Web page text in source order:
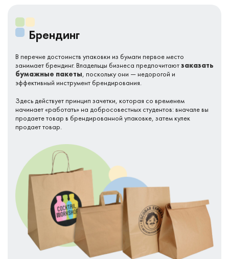
Брендинг
В перечне достоинств упаковки из бумаги первое место
занимает брендинг. Владельцы бизнеса предпочитаютзаказать
бумажные пакеты, поскольку они — недорогой и
эффективный инструмент брендирования.
Здесь действует принцип зачетки, которая со временем
начинает «работать» на добросовестных студентов: вначале вы
продаете товар в брендированной упаковке, затем кулек
продает товар.